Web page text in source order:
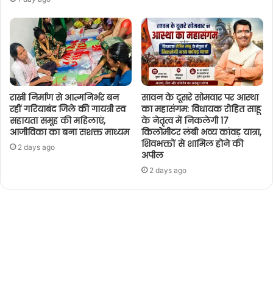
राखी निर्माण से आत्मनिर्भर बन
रहीं गरियाबंद जिले की गायत्री स्व
सहायता समूह की महिलाएं,
आजीविका का बना सशक्त माध्यम
2 days ago
सावन के दूसरे सोमवार पर आस्था
का महासंगम: विधायक रोहित साहू
के नेतृत्व में निकलेगी 17
किलोमीटर लंबी भव्य कांवड़ यात्रा,
शिवभक्तों से शामिल होने की
अपील
2 days ago